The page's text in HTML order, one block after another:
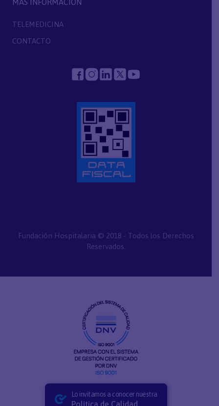
MÁS INFORMACIÓN
TELEMEDICINA
CONTACTO
Fundación Hospitalaria © 2018 - Todos los Derechos
Reservados.
Lo invitamos a conocer nuestra
Política de Calidad